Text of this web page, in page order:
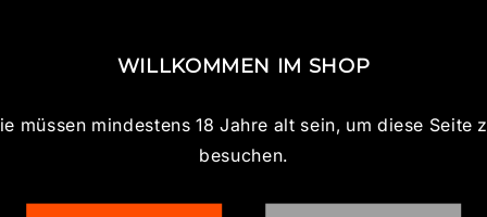
WILLKOMMEN IM SHOP
müssen mindestens 18 Jahre alt sein, um diese Seite
besuchen.